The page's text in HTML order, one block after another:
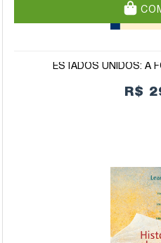
ESTADOS UNIDOS: A
R$